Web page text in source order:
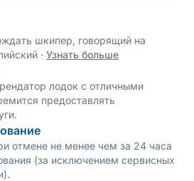
шкипер, говорящий на
· Узнать больше
лодок с отличными
предоставлять
отмене не менее чем за 24 часа
(за исключением сервисных